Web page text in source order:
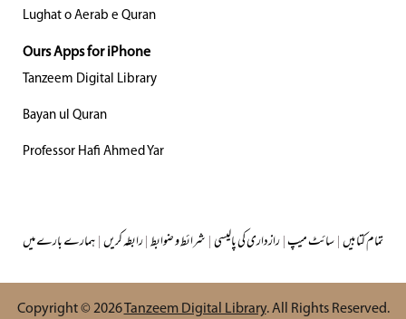
Lughat o Aerab e Quran
Ours Apps for iPhone
Tanzeem Digital Library
Bayan ul Quran
Professor Hafi Ahmed Yar
ہمارے بارے میں|رابطہ کریں|شرائط و ضوابط|رازداری کی پالیسی|سائٹ میپ|تمام کتابیں
Copyright © 2026Tanzeem Digital Library. All Rights Reserved.